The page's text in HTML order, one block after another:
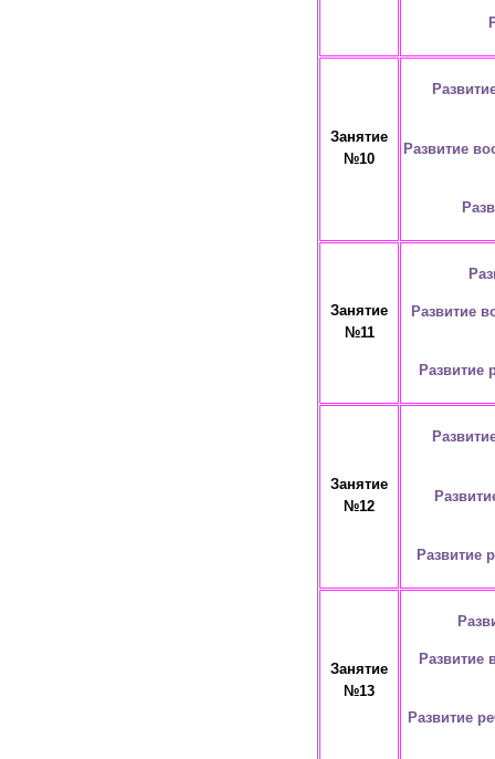
Занятие
№10
Развитие
Занятие
№11
Развитие
Развитие
Занятие
№12
Развитие
Занятие
№13
Развитие
Развитие